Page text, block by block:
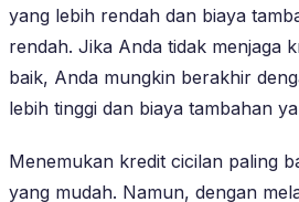
yang lebih rendah dan biaya
rendah. Jika Anda tidak menjaga
baik, Anda mungkin berakhir
lebih tinggi dan biaya tambahan
Menemukan kredit cicilan paling
yang mudah. Namun, dengan